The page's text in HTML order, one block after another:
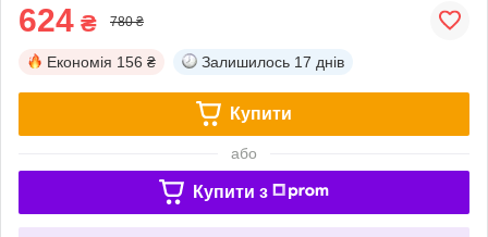
624 ₴ 780 ₴
Економія 156 ₴ Залишилось 17 днів
Купити
або
Купити з